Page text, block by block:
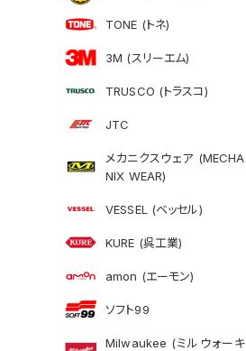
TONE (トネ)
3M (スリーエム)
TRUSCO (トラスコ)
JTC
メカニクスウェア (MECHA
NIX WEAR)
VESSEL (ベッセル)
KURE (呉工業)
amon (エーモン)
ソフト99
Milwaukee (ミルウォーキ